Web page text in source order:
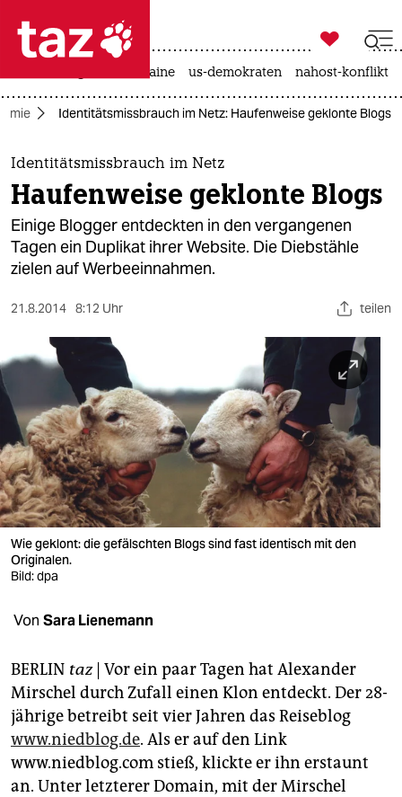
 taz zahl ich
taz zahl ich
themen
politik
öko
sport
berlin
nord
wahrheit
verlag
verlag
shop
fragen & hilfe
unterstützen
abo
genossenschaft

taz zahl ich
krieg in der ukraine us-demokraten nahost-konflikt
Identitätsmissbrauch im Netz: Haufenweise geklonte Blogs
Identitätsmissbrauch im Netz
Haufenweise geklonte Blogs
Einige Blogger entdeckten in den vergangenen
Tagen ein Duplikat ihrer Website. Die Diebstähle
zielen auf Werbeeinnahmen.
21.8.2014 8:12 Uhr teilen
Wie geklont: die gefälschten Blogs sind fast identisch mit den
Originalen.
Bild: dpa
Von Sara Lienemann
BERLIN taz| Vor ein paar Tagen hat Alexander
Mirschel durch Zufall einen Klon entdeckt. Der 28-
jährige betreibt seit vier Jahren das Reiseblog
www.niedblog.de. Als er auf den Link
www.niedblog.com stieß, klickte er ihn erstaunt
an. Unter letzterer Domain, mit der Mirschel